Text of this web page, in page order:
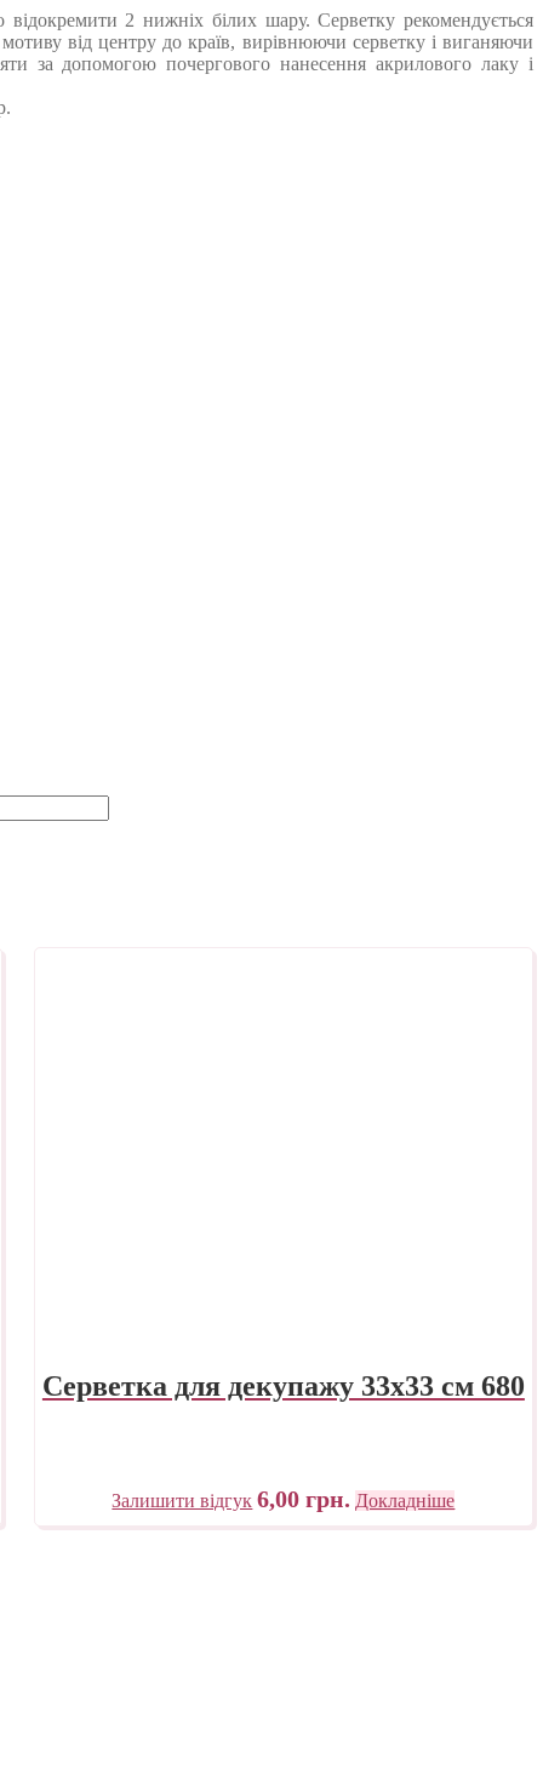
2 нижніх білих шару. Серветку рекомендується
від центру до країв, вирівнюючи серветку і виганяючи
за допомогою почергового нанесення акрилового лаку і
Серветка для декупажу 33х33 см 680
Залишити відгук 6,00грн. Докладніше